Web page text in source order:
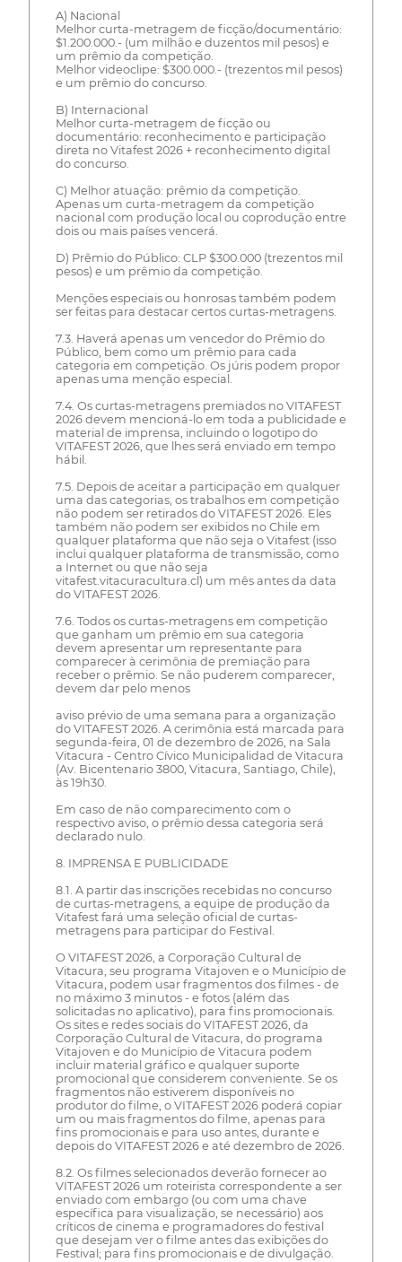
A) Nacional
Melhor curta-metragem de ficção/documentário:
$1.200.000.- (um milhão e duzentos mil pesos) e
um prêmio da competição.
Melhor videoclipe: $300.000.- (trezentos mil pesos)
e um prêmio do concurso.
B) Internacional
Melhor curta-metragem de ficção ou
documentário: reconhecimento e participação
direta no Vitafest 2026 + reconhecimento digital
do concurso.
C) Melhor atuação: prêmio da competição.
Apenas um curta-metragem da competição
nacional com produção local ou coprodução entre
dois ou mais países vencerá.
D) Prêmio do Público: CLP $300.000 (trezentos mil
pesos) e um prêmio da competição.
Menções especiais ou honrosas também podem
ser feitas para destacar certos curtas-metragens.
7.3. Haverá apenas um vencedor do Prêmio do
Público, bem como um prêmio para cada
categoria em competição. Os júris podem propor
apenas uma menção especial.
7.4. Os curtas-metragens premiados no VITAFEST
2026 devem mencioná-lo em toda a publicidade e
material de imprensa, incluindo o logotipo do
VITAFEST 2026, que lhes será enviado em tempo
hábil.
7.5. Depois de aceitar a participação em qualquer
uma das categorias, os trabalhos em competição
não podem ser retirados do VITAFEST 2026. Eles
também não podem ser exibidos no Chile em
qualquer plataforma que não seja o Vitafest (isso
inclui qualquer plataforma de transmissão, como
a Internet ou que não seja
vitafest.vitacuracultura.cl) um mês antes da data
do VITAFEST 2026.
7.6. Todos os curtas-metragens em competição
que ganham um prêmio em sua categoria
devem apresentar um representante para
comparecer à cerimônia de premiação para
receber o prêmio. Se não puderem comparecer,
devem dar pelo menos
aviso prévio de uma semana para a organização
do VITAFEST 2026. A cerimônia está marcada para
segunda-feira, 01 de dezembro de 2026, na Sala
Vitacura - Centro Cívico Municipalidad de Vitacura
(Av. Bicentenario 3800, Vitacura, Santiago, Chile),
às 19h30.
Em caso de não comparecimento com o
respectivo aviso, o prêmio dessa categoria será
declarado nulo.
8. IMPRENSA E PUBLICIDADE
8.1. A partir das inscrições recebidas no concurso
de curtas-metragens, a equipe de produção da
Vitafest fará uma seleção oficial de curtas-
metragens para participar do Festival.
O VITAFEST 2026, a Corporação Cultural de
Vitacura, seu programa Vitajoven e o Município de
Vitacura, podem usar fragmentos dos filmes - de
no máximo 3 minutos - e fotos (além das
solicitadas no aplicativo), para fins promocionais.
Os sites e redes sociais do VITAFEST 2026, da
Corporação Cultural de Vitacura, do programa
Vitajoven e do Município de Vitacura podem
incluir material gráfico e qualquer suporte
promocional que considerem conveniente. Se os
fragmentos não estiverem disponíveis no
produtor do filme, o VITAFEST 2026 poderá copiar
um ou mais fragmentos do filme, apenas para
fins promocionais e para uso antes, durante e
depois do VITAFEST 2026 e até dezembro de 2026.
8.2. Os filmes selecionados deverão fornecer ao
VITAFEST 2026 um roteirista correspondente a ser
enviado com embargo (ou com uma chave
específica para visualização, se necessário) aos
críticos de cinema e programadores do festival
que desejam ver o filme antes das exibições do
Festival; para fins promocionais e de divulgação.